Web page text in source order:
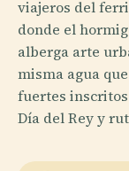
viajeros del
donde el
alberga arte
misma agua
fuertes inscritos
Día del Rey y